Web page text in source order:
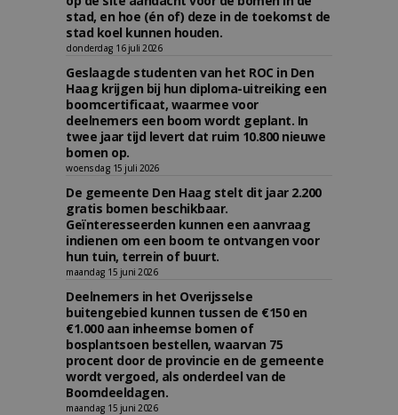
stad, en hoe (én of) deze in de toekomst de
stad koel kunnen houden.
donderdag 16 juli 2026
Geslaagde studenten van het ROC in Den
Haag krijgen bij hun diploma-uitreiking een
boomcertificaat, waarmee voor
deelnemers een boom wordt geplant. In
twee jaar tijd levert dat ruim 10.800 nieuwe
bomen op.
woensdag 15 juli 2026
De gemeente Den Haag stelt dit jaar 2.200
gratis bomen beschikbaar.
Geïnteresseerden kunnen een aanvraag
indienen om een boom te ontvangen voor
hun tuin, terrein of buurt.
maandag 15 juni 2026
Deelnemers in het Overijsselse
buitengebied kunnen tussen de €150 en
€1.000 aan inheemse bomen of
bosplantsoen bestellen, waarvan 75
procent door de provincie en de gemeente
wordt vergoed, als onderdeel van de
Boomdeeldagen.
maandag 15 juni 2026